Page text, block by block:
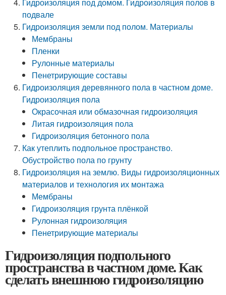
подвале
Гидроизоляция земли под полом. Материалы
Мембраны
Пленки
Рулонные материалы
Пенетрирующие составы
Гидроизоляция деревянного пола в частном доме.
Гидроизоляция пола
Окрасочная или обмазочная гидроизоляция
Литая гидроизоляция пола
Гидроизоляция бетонного пола
Как утеплить подпольное пространство.
Обустройство пола по грунту
Гидроизоляция на землю. Виды гидроизоляционных
материалов и технология их монтажа
Мембраны
Гидроизоляция грунта плёнкой
Рулонная гидроизоляция
Пенетрирующие материалы
Гидроизоляция подпольного
пространства в частном доме. Как
сделать внешнюю гидроизоляцию